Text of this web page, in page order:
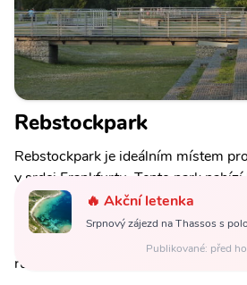
Rebstockpark
Rebstockpark je ideálním místem
v srdci Frankfurtu. Tento park nabízí
cyklostezky a dětská hřiště.
užijte si klidnou procházku nebo
Tento park je skvělou volbou pro
rušného městského života.
🔥 Akční letenka
Srpnový zájezd na Thassos s
Publikované: před